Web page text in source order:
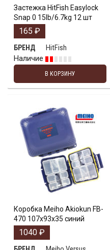
Застежка HitFish Easylock
Snap 0 15lb/6.7kg 12 шт
165 ₽
БРЕНД
HitFish
Наличие
В КОРЗИНУ
Коробка Meiho Akiokun FB-
470 107x93x35 синий
1040 ₽